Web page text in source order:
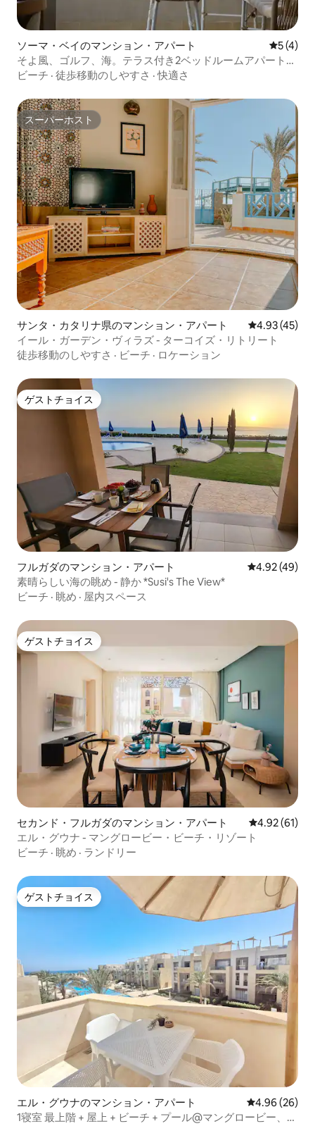
ソーマ・ベイのマンション・アパート レビュー
5 (4)
そよ風、ゴルフ、海。テラス付き2ベッドルームアパートメ
ント - ソマベイ
ビーチ · 徒歩移動のしやすさ ·快適さ
スーパーホスト
スーパーホスト
サンタ・カタリナ県のマンション・アパート レビュー45
4.93 (45)
イール・ガーデン・ヴィラズ - ターコイズ・リトリート
徒歩移動のしやすさ · ビーチ · ロケーション
ゲストチョイス
ゲストチョイス
フルガダのマンション・アパート レビュー49
4.92 (49)
素晴らしい海の眺め - 静か *Susi's The View*
ビーチ · 眺め · 屋内スペース
ゲストチョイス
ゲストチョイス
セカンド・フルガダのマンション・アパート レビュー61
4.92 (61)
エル・グウナ - マングロービー・ビーチ・リゾート
ビーチ · 眺め · ランドリー
ゲストチョイス
ゲストチョイス
エル・グウナのマンション・アパート レビュー26
4.96 (26)
1寝室 最上階 + 屋上 + ビーチ + プール@マングロービー、エ